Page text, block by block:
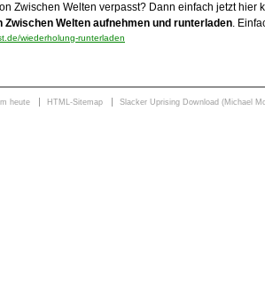
Zwischen Welten verpasst? Dann einfach jetzt hier
Zwischen Welten aufnehmen und runterladen.
wiederholung-runterladen
heute HTML-Sitemap Slacker Uprising Download (Michael